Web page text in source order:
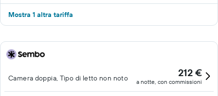
Mostra 1 altra tariffa
Camera doppia, Tipo di letto non noto 212 €
a notte, con commissioni